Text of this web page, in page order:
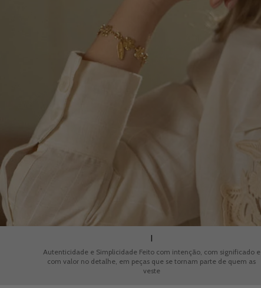
I
Autenticidade e Simplicidade Feito com intenção, com significado e
com valor no detalhe, em peças que se tornam parte de quem as
veste